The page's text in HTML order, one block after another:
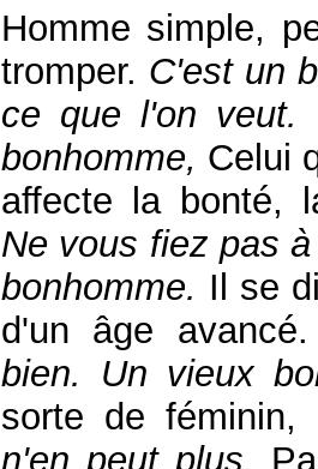
Homme simple,
tromper. C'est un
ce que l'on
bonhomme, Celui
affecte la bonté,
Ne vous fiez pas
bonhomme. Il se
d'un âge
bien. Un vieux
sorte de féminin,
n'en peut plus.